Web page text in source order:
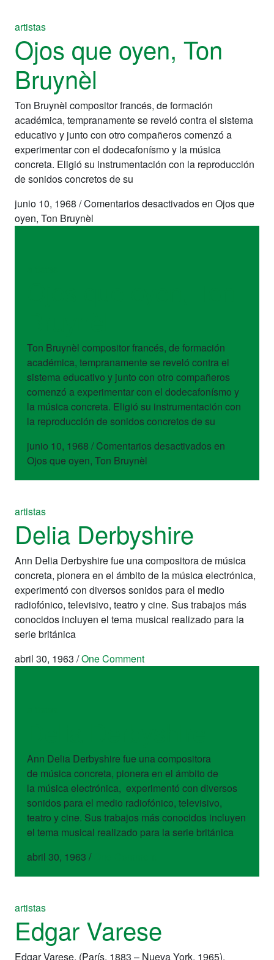
artistas
Ojos que oyen, Ton
Bruynèl
Ton Bruynèl compositor francés, de formación
académica, tempranamente se reveló contra el sistema
educativo y junto con otro compañeros comenzó a
experimentar con el dodecafonísmo y la música
concreta. Eligió su instrumentación con la reproducción
de sonidos concretos de su
junio 10, 1968 /Comentarios desactivadosen Ojos que
oyen, Ton Bruynèl
Ton Bruynèl compositor francés, de formación
académica, tempranamente se reveló contra el
sistema educativo y junto con otro compañeros
comenzó a experimentar con el dodecafonísmo y
la música concreta. Eligió su instrumentación con
la reproducción de sonidos concretos de su
junio 10, 1968 / Comentarios desactivadosen
Ojos que oyen, Ton Bruynèl
artistas
Delia Derbyshire
Ann Delia Derbyshire fue una compositora de música
concreta, pionera en el ámbito de la música electrónica,
experimentó con diversos sonidos para el medio
radiofónico, televisivo, teatro y cine. Sus trabajos más
conocidos incluyen el tema musical realizado para la
serie británica
abril 30, 1963 /One Comment
Ann Delia Derbyshire fue una compositora
de música concreta, pionera en el ámbito de
la música electrónica, experimentó con diversos
sonidos para el medio radiofónico, televisivo,
teatro y cine. Sus trabajos más conocidos incluyen
el tema musical realizado para la serie británica
abril 30, 1963 /
artistas
Edgar Varese
Edgar Varese, (París, 1883 – Nueva York, 1965).